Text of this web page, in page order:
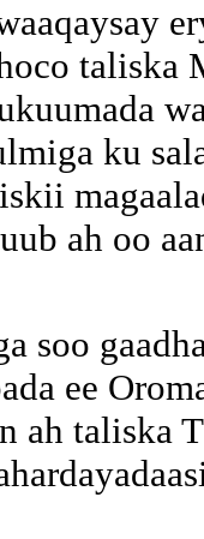
taliska
ku
ah oo
soo
ee
ah taliska